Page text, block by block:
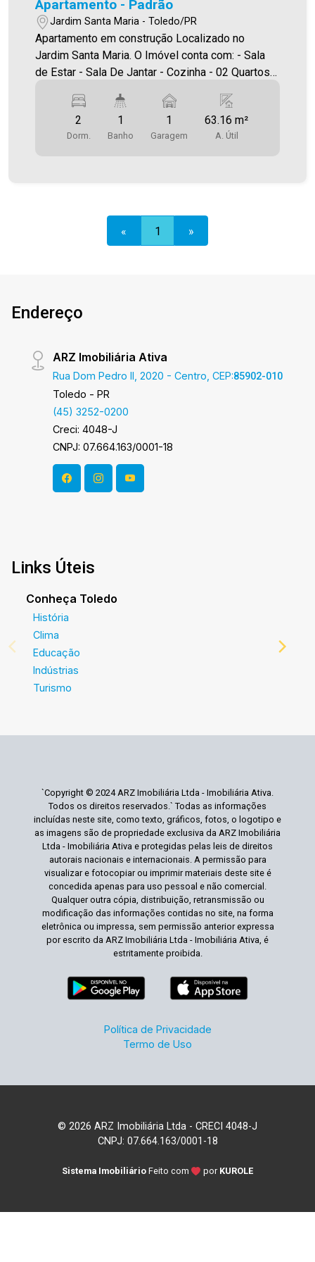
Apartamento - Padrão
Jardim Santa Maria - Toledo/PR
Apartamento em construção Localizado no
Jardim Santa Maria. O Imóvel conta com: - Sala
de Estar - Sala De Jantar - Cozinha - 02 Quartos -
garagem - Sacada com churrasqueira Área
privativa 63,16m² A Imobiliária Ativa conta hoje
com uma das maiores carteiras de imóveis
2
Dorm.
1
Banho
1
Garagem
63.16 m²
A. Útil
« 1 »
Endereço
ARZ Imobiliária Ativa
Rua Dom Pedro II, 2020 - Centro, CEP:85902-010
Toledo - PR
(45) 3252-0200
Creci: 4048-J
CNPJ: 07.664.163/0001-18
Links Úteis
Conheça Toledo
História
Clima
Educação
Indústrias
Turismo
`Copyright © 2024 ARZ Imobiliária Ltda - Imobiliária Ativa.
Todos os direitos reservados.` Todas as informações
incluídas neste site, como texto, gráficos, fotos, o logotipo e
as imagens são de propriedade exclusiva da ARZ Imobiliária
Ltda - Imobiliária Ativa e protegidas pelas leis de direitos
autorais nacionais e internacionais. A permissão para
visualizar e fotocopiar ou imprimir materiais deste site é
concedida apenas para uso pessoal e não comercial.
Qualquer outra cópia, distribuição, retransmissão ou
modificação das informações contidas no site, na forma
eletrônica ou impressa, sem permissão anterior expressa
por escrito da ARZ Imobiliária Ltda - Imobiliária Ativa, é
estritamente proibida.
Política de Privacidade
Termo de Uso
© 2026 ARZ Imobiliária Ltda - CRECI 4048-J
CNPJ: 07.664.163/0001-18
Sistema Imobiliário Feito com por KUROLE